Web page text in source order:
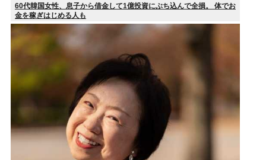
60代韓国女性、息子から借金して1億投資にぶち込んで全損。 体でお
金を稼ぎはじめる人も